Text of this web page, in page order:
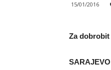
15/01/2016
Za
SARAJEVO